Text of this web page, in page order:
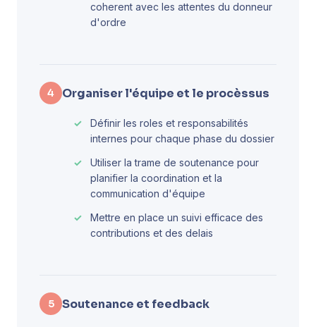
coherent avec les attentes du donneur
d'ordre
4 Organiser l'équipe et le procèssus
Définir les roles et responsabilités
internes pour chaque phase du dossier
Utiliser la trame de soutenance pour
planifier la coordination et la
communication d'équipe
Mettre en place un suivi efficace des
contributions et des delais
5 Soutenance et feedback